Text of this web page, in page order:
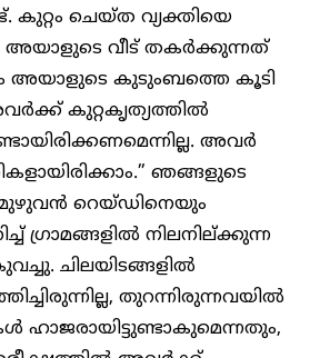
കുറ്റം ചെയ്ത വ്യക്തിയെ
അയാളുടെ വീട് തകർക്കുന്നത്
അയാളുടെ കുടുംബത്തെ കൂടി
കുറ്റകൃത്യത്തിൽ
അവർ
ഞങ്ങളുടെ
റെയ്ഡിനെയും
ഗ്രാമങ്ങളിൽ നിലനില്ക്കുന്ന
ചിലയിടങ്ങളിൽ
തുറന്നിരുന്നവയിൽ
ഹാജരായിട്ടുണ്ടാകുമെന്നതും,